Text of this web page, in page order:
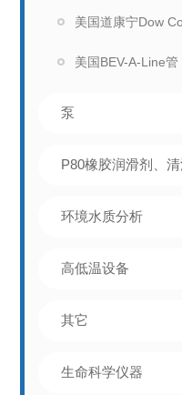
美国BEV-A-Line管
泵
环境水质分析
高低温设备
其它
生命科学仪器